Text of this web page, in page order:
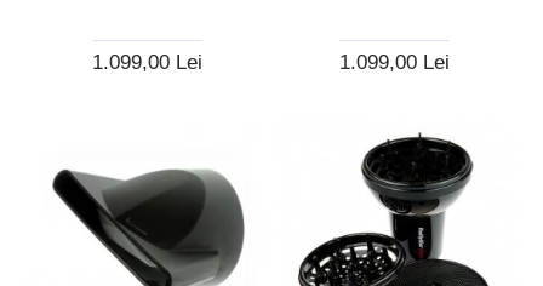
1.099,00 Lei 1.099,00 Lei